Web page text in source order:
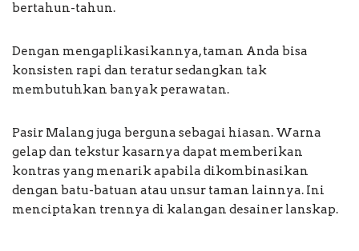
bertahun-tahun.
Dengan mengaplikasikannya, taman Anda bisa
konsisten rapi dan teratur sedangkan tak
membutuhkan banyak perawatan.
Pasir Malang juga berguna sebagai hiasan. Warna
gelap dan tekstur kasarnya dapat memberikan
kontras yang menarik apabila dikombinasikan
dengan batu-batuan atau unsur taman lainnya. Ini
menciptakan trennya di kalangan desainer lanskap.